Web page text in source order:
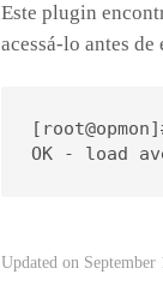
Este plugin
acessá-lo antes
OK - load
Updated on September